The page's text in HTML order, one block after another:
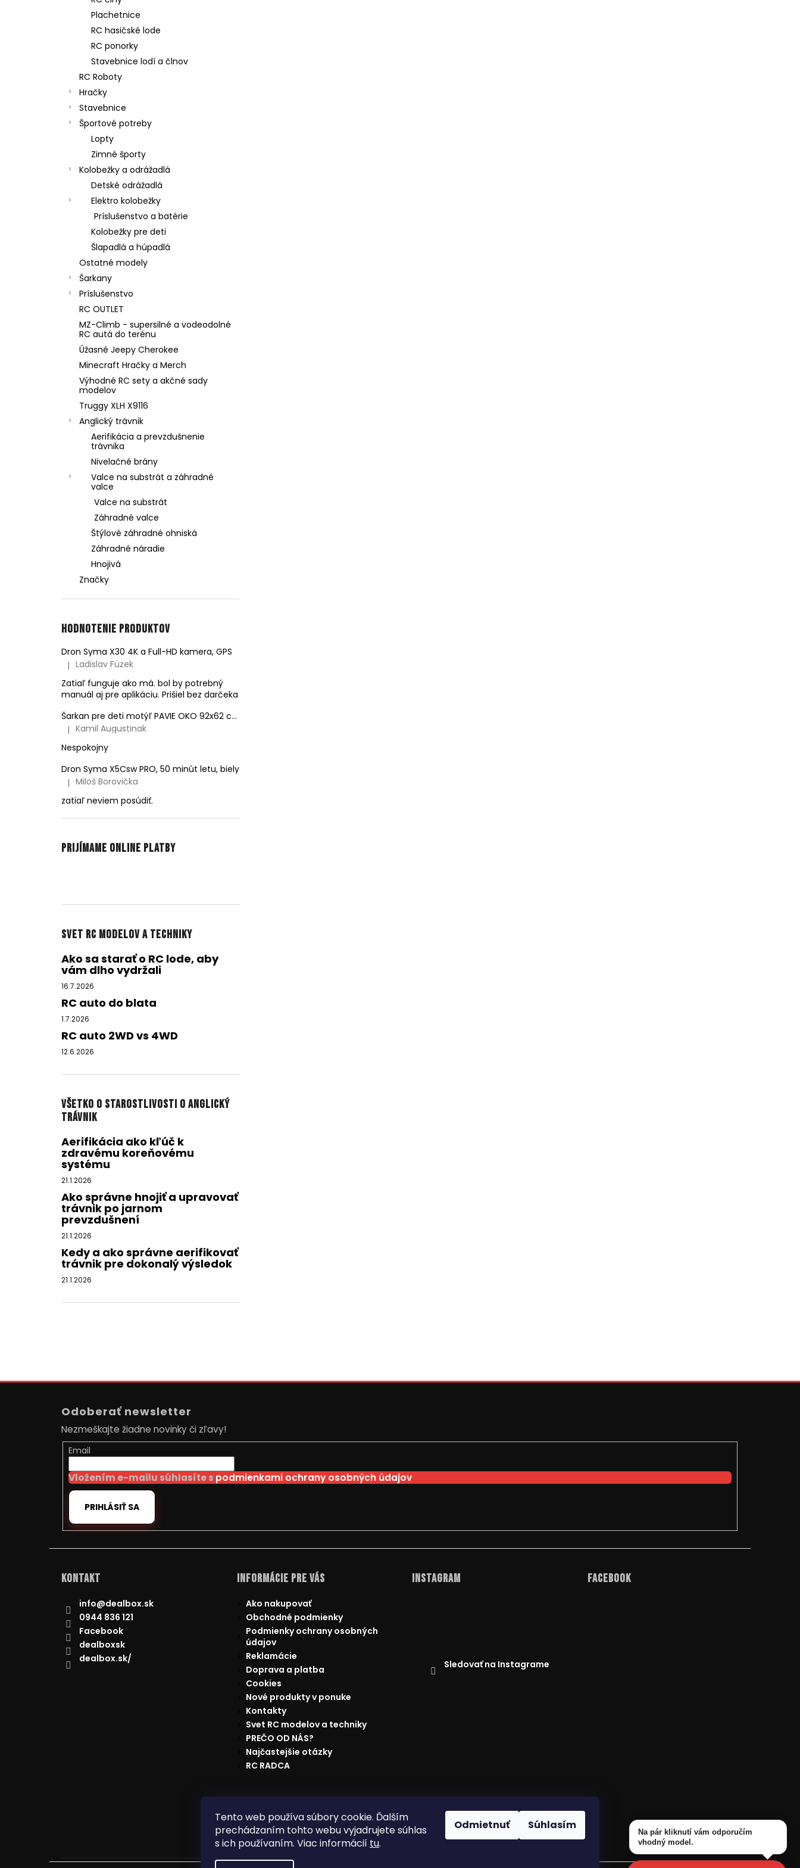
Tento web používa súbory cookie. Ďalším
prechádzaním tohto webu vyjadrujete súhlas
s ich používaním. Viac informácií tu.
Odmietnuť Súhlasím
Plachetnice
RC hasičské lode
RC ponorky
Stavebnice lodí a člnov
RC Roboty
Hračky
Stavebnice
Športové potreby
Lopty
Zimné športy
Kolobežky a odrážadlá
Detské odrážadlá
Elektro kolobežky
Príslušenstvo a batérie
Kolobežky pre deti
Šlapadlá a húpadlá
Ostatné modely
Šarkany
Príslušenstvo
RC OUTLET
MZ-Climb - supersilné a vodeodolné
RC autá do terénu
Úžasné Jeepy Cherokee
Minecraft Hračky a Merch
Výhodné RC sety a akčné sady
modelov
Truggy XLH X9116
Anglický trávnik
Aerifikácia a prevzdušnenie
trávnika
Nivelačné brány
Valce na substrát a záhradné
valce
Valce na substrát
Záhradné valce
Štýlové záhradné ohniská
Záhradné náradie
Hnojivá
Značky
Hodnotenie produktov
Dron Syma X30 4K a Full-HD kamera, GPS
Hodnotenie produktu je 4 z 5 hviezdičiek.
| Ladislav Füzek
Zatiaľ funguje ako má. bol by potrebný
manuál aj pre aplikáciu. Prišiel bez darčeka
Šarkan pre deti motýľ PAVIE OKO 92x62 cm
Hodnotenie produktu je 5 z 5 hviezdičiek.
| Kamil Augustinak
Nespokojny
Dron Syma X5Csw PRO, 50 minút letu, biely
Hodnotenie produktu je 5 z 5 hviezdičiek.
| Miloš Borovička
zatiaľ neviem posúdiť.
Prijímame online platby
Svet RC modelov a techniky
Ako sa starať o RC lode, aby
vám dlho vydržali
16.7.2026
RC auto do blata
1.7.2026
RC auto 2WD vs 4WD
12.6.2026
Všetko o starostlivosti o anglický
trávnik
Aerifikácia ako kľúč k
zdravému koreňovému
systému
21.1.2026
Ako správne hnojiť a upravovať
trávnik po jarnom
prevzdušnení
21.1.2026
Kedy a ako správne aerifikovať
trávnik pre dokonalý výsledok
21.1.2026
RC DRIFTOVACIE AUTO HB-DRIFT CAR
€30
Odoberať newsletter
Nezmeškajte žiadne novinky či zľavy!
Email
Vložením e-mailu súhlasíte s podmienkami ochrany osobných údajov
PRIHLÁSIŤ SA
Kontakt
info@dealbox.sk
0944 836 121
Facebook
dealboxsk
dealbox.sk/
Informácie pre Vás
Ako nakupovať
Obchodné podmienky
Podmienky ochrany osobných
údajov
Reklamácie
Doprava a platba
Cookies
Nové produkty v ponuke
Kontakty
Svet RC modelov a techniky
PREČO OD NÁS?
Najčastejšie otázky
RC RADCA
Instagram
Sledovať na Instagrame
Facebook
Reklamácie Doprava a platba Najnižšia cena na trhu Obchodné podmienky
Na pár kliknutí vám odporučím
vhodný model.